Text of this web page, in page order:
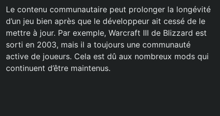
Le contenu communautaire peut prolonger la longévité
d’un jeu bien après que le développeur ait cessé de le
mettre à jour. Par exemple, Warcraft III de Blizzard est
sorti en 2003, mais il a toujours une communauté
active de joueurs. Cela est dû aux nombreux mods qui
continuent d’être maintenus.